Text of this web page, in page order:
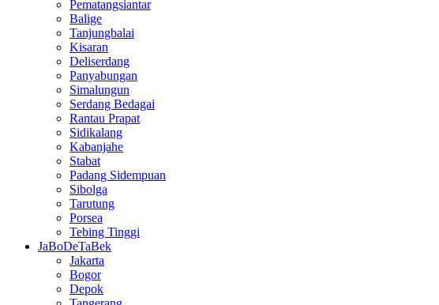
Pematangsiantar
Balige
Tanjungbalai
Kisaran
Deliserdang
Panyabungan
Simalungun
Serdang Bedagai
Rantau Prapat
Sidikalang
Kabanjahe
Stabat
Padang Sidempuan
Sibolga
Tarutung
Porsea
Tebing Tinggi
JaBoDeTaBek
Jakarta
Bogor
Depok